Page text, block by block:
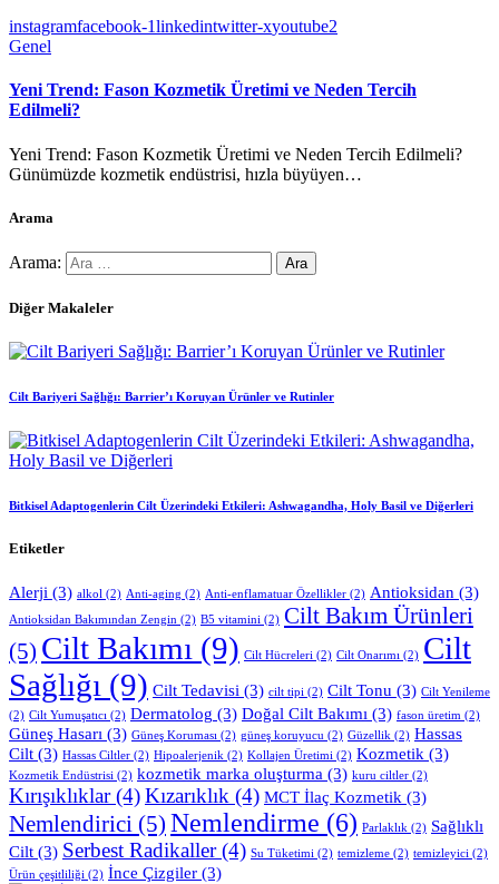
instagramfacebook-1linkedintwitter-xyoutube2
Genel
Yeni Trend: Fason Kozmetik Üretimi ve Neden Tercih
Edilmeli?
Yeni Trend: Fason Kozmetik Üretimi ve Neden Tercih Edilmeli?
Günümüzde kozmetik endüstrisi, hızla büyüyen…
Arama
Arama:
Diğer Makaleler
Cilt Bariyeri Sağlığı: Barrier’ı Koruyan Ürünler ve Rutinler
Bitkisel Adaptogenlerin Cilt Üzerindeki Etkileri: Ashwagandha, Holy Basil ve Diğerleri
Etiketler
Alerji (3) alkol (2) Anti-aging (2) Anti-enflamatuar Özellikler (2) Antioksidan (3)
Antioksidan Bakımından Zengin (2) B5 vitamini (2) Cilt Bakım Ürünleri
(5) Cilt Bakımı (9) Cilt Hücreleri (2) Cilt Onarımı (2) Cilt
Sağlığı (9) Cilt Tedavisi (3) cilt tipi (2) Cilt Tonu (3) Cilt Yenileme
(2) Cilt Yumuşatıcı (2) Dermatolog (3) Doğal Cilt Bakımı (3) fason üretim (2)
Güneş Hasarı (3) Güneş Koruması (2) güneş koruyucu (2) Güzellik (2) Hassas
Cilt (3) Hassas Ciltler (2) Hipoalerjenik (2) Kollajen Üretimi (2) Kozmetik (3)
Kozmetik Endüstrisi (2) kozmetik marka oluşturma (3) kuru ciltler (2)
Kırışıklıklar(4)Kızarıklık (4) MCT İlaç Kozmetik (3)
Nemlendirici (5) Nemlendirme (6) Parlaklık (2) Sağlıklı
Cilt (3) Serbest Radikaller(4) Su Tüketimi (2) temizleme (2) temizleyici (2)
Ürün çeşitliliği (2) İnce Çizgiler (3)